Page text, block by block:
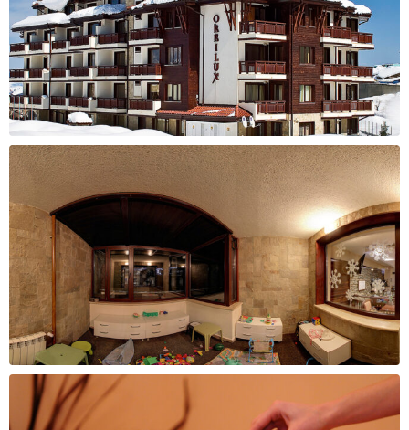
За уплата
30.000 - 33.000 ден
Cashback
2000 ден
За уплата
33.000 - 36.000 ден
Cashback
2200 ден
За уплата
36.000 - 39.000 ден
Cashback
2400 ден
За уплата
39.000 - 42.000 ден
Cashback
2600 ден
За уплата
42.000 - 45.000 ден
Cashback
2800 ден
За уплата
45.000 - 65.000 ден
Cashback
3300 ден
За уплата
65.000 - 85.000 ден
Cashback
над 85.000 ден
Cashback